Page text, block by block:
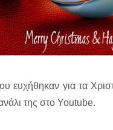
ευχήθηκαν για τα
της στο Youtube.